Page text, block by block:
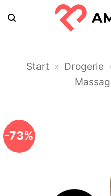
Inhalt
Start » Drogerie
-73%